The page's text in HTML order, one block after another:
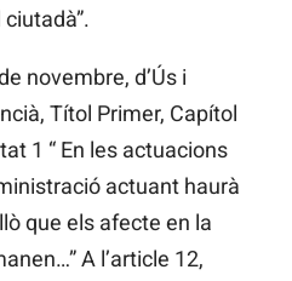
novembre, d’Ús i
Títol Primer, Capítol
1 “ En les actuacions
actuant haurà
que els afecte en la
A l’article 12,